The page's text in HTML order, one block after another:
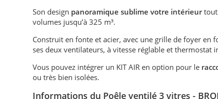
Son design panoramique sublime votre intérieurtout
volumes jusqu’à 325 m³.
Construit en fonte et acier, avec une grille de foyer en
ses deux ventilateurs, à vitesse réglable et
Vous pouvez intégrer un KIT AIR en option pour le
ou très bien isolées.
Informations du Poêle ventilé 3 vitres -